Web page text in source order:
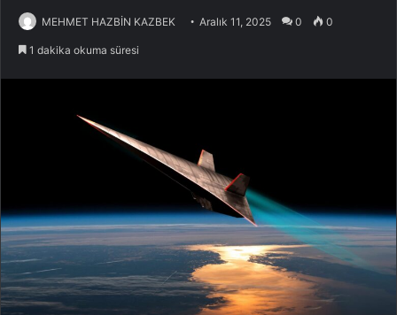
MEHMET HAZBİN KAZBEK Aralık 11, 2025 0 0
1 dakika okuma süresi